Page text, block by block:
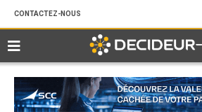
CONTACTEZ-NOUS